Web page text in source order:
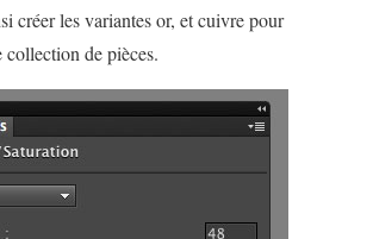
créer les variantes or, et cuivre pour
collection de pièces.